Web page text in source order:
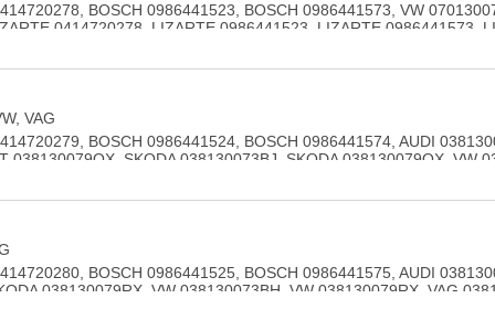
BOSCH 0986441523, BOSCH 0986441573, VW
0414720278, LIZARTE 0986441523, LIZARTE 0986441573,
VAG
BOSCH 0986441524, BOSCH 0986441574, AUDI
038130079QX, SKODA 038130073BJ, SKODA 038130079QX, VW
BOSCH 0986441525, BOSCH 0986441575, AUDI
038130079RX, VW 038130073BH, VW 038130079RX, VAG